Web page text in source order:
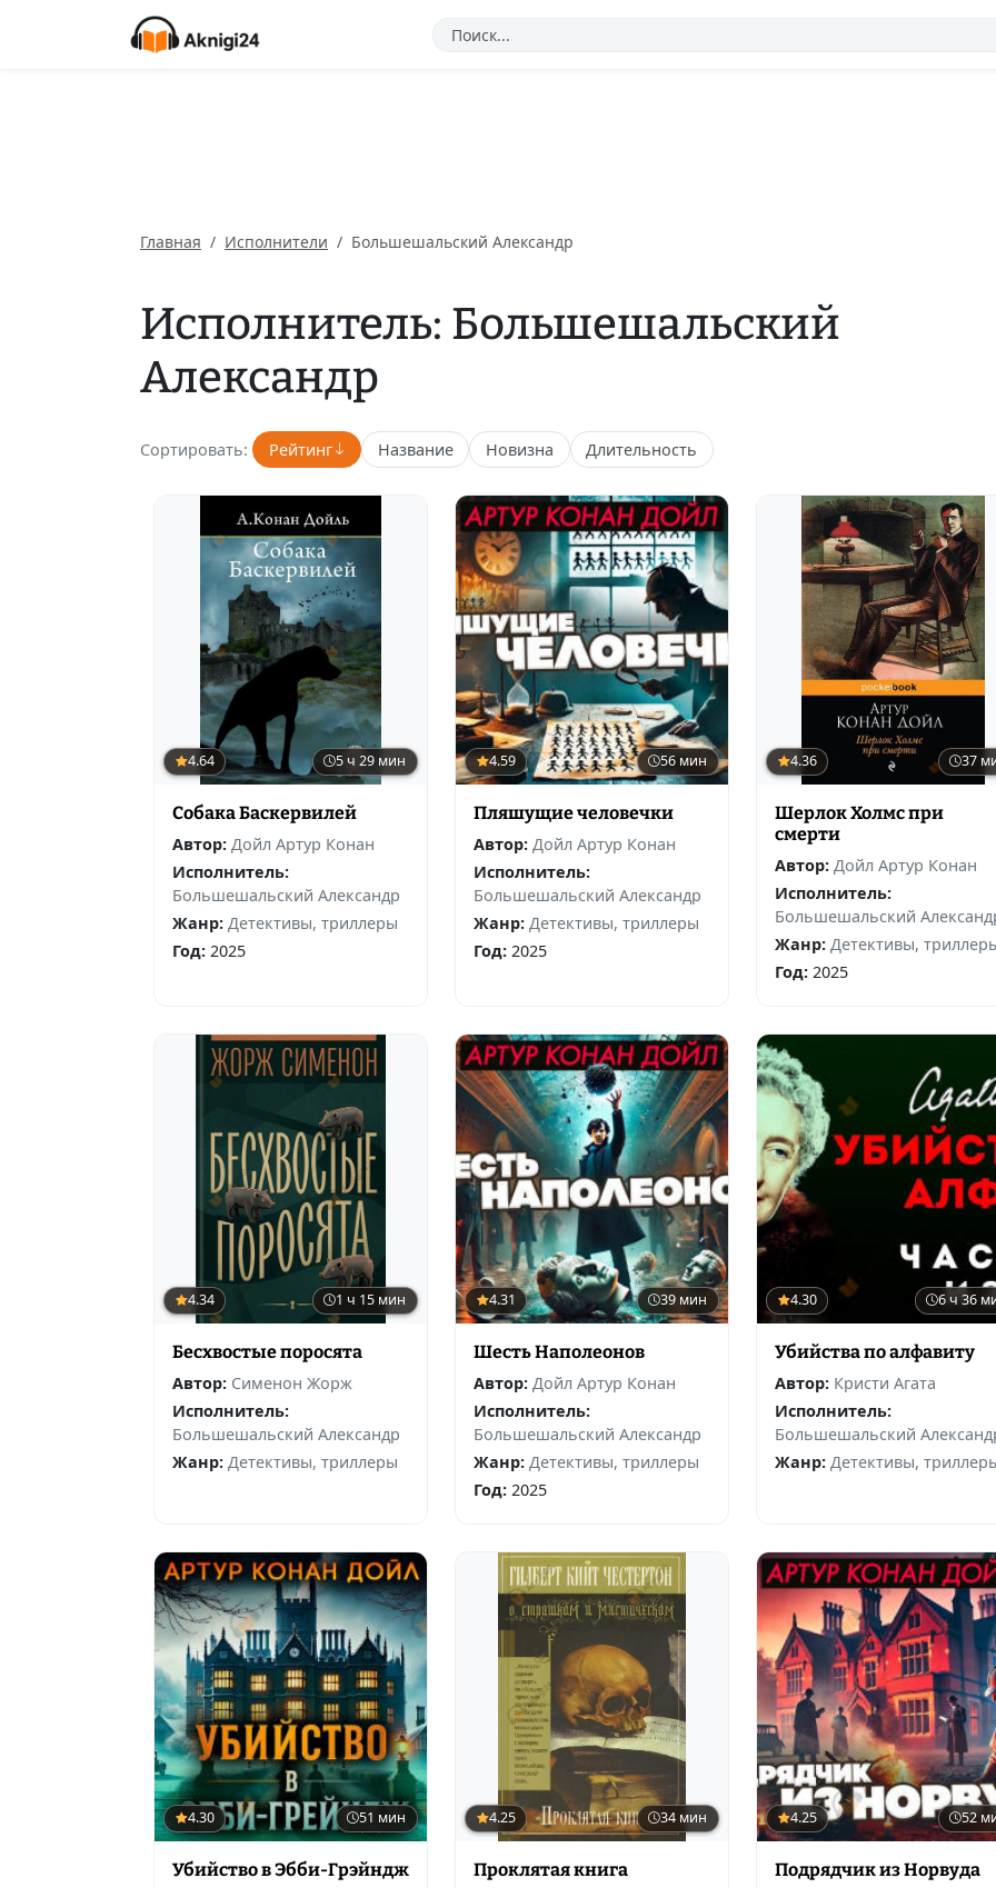
Главная Исполнители Большешальский Александр
Исполнитель: Большешальский
Александр
Сортировать: Рейтинг Название Новизна Длительность
4.64 5 ч 29 мин
Собака Баскервилей
Автор: Дойл Артур Конан
Исполнитель:
Большешальский Александр
Жанр: Детективы, триллеры
Год: 2025
4.59 56 мин
Пляшущие человечки
Автор: Дойл Артур Конан
Исполнитель:
Большешальский Александр
Жанр: Детективы, триллеры
Год:2025
4.36 37
Шерлок Холмс при
смерти
Автор: Дойл Артур Конан
Исполнитель:
Большешальский
Жанр: Детективы,
Год:2025
4.34 1 ч 15 мин
Бесхвостые поросята
Автор: Сименон Жорж
Исполнитель:
Большешальский Александр
Жанр: Детективы, триллеры
4.31 39 мин
Шесть Наполеонов
Автор: Дойл Артур Конан
Исполнитель:
Большешальский Александр
Жанр: Детективы, триллеры
Год:2025
4.30 6 ч 36
Убийства по алфавиту
Автор: Кристи Агата
Исполнитель:
Большешальский
Жанр: Детективы,
4.30 51 мин
Убийство в Эбби-Грэйндж
4.25 34 мин
Проклятая книга
4.25 52
Подрядчик из Норвуда